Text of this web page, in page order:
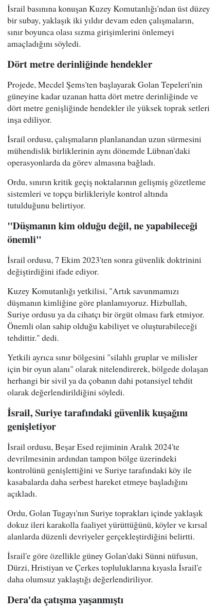
İsrail basınına konuşan Kuzey Komutanlığı'ndan üst düzey
bir subay, yaklaşık iki yıldır devam eden çalışmaların,
sınır boyunca olası sızma girişimlerini önlemeyi
amaçladığını söyledi.
Dört metre derinliğinde hendekler
Projede, Mecdel Şems'ten başlayarak Golan Tepeleri'nin
güneyine kadar uzanan hatta dört metre derinliğinde ve
dört metre genişliğinde hendekler ile yüksek toprak setleri
inşa ediliyor.
İsrail ordusu, çalışmaların planlanandan uzun sürmesini
mühendislik birliklerinin aynı dönemde Lübnan'daki
operasyonlarda da görev almasına bağladı.
Ordu, sınırın kritik geçiş noktalarının gelişmiş gözetleme
sistemleri ve topçu birlikleriyle kontrol altında
tutulduğunu belirtiyor.
"Düşmanın kim olduğu değil, ne yapabileceği
önemli"
İsrail ordusu, 7 Ekim 2023'ten sonra güvenlik doktrinini
değiştirdiğini ifade ediyor.
Kuzey Komutanlığı yetkilisi, "Artık savunmamızı
düşmanın kimliğine göre planlamıyoruz. Hizbullah,
Suriye ordusu ya da cihatçı bir örgüt olması fark etmiyor.
Önemli olan sahip olduğu kabiliyet ve oluşturabileceği
tehdittir." dedi.
Yetkili ayrıca sınır bölgesini "silahlı gruplar ve milisler
için bir oyun alanı" olarak nitelendirerek, bölgede dolaşan
herhangi bir sivil ya da çobanın dahi potansiyel tehdit
olarak değerlendirildiğini söyledi.
İsrail, Suriye tarafındaki güvenlik kuşağını
genişletiyor
İsrail ordusu, Beşar Esed rejiminin Aralık 2024'te
devrilmesinin ardından tampon bölge üzerindeki
kontrolünü genişlettiğini ve Suriye tarafındaki köy ile
kasabalarda daha serbest hareket etmeye başladığını
açıkladı.
Ordu, Golan Tugayı'nın Suriye toprakları içinde yaklaşık
dokuz ileri karakolla faaliyet yürüttüğünü, köyler ve kırsal
alanlarda düzenli devriyeler gerçekleştirdiğini belirtti.
İsrail'e göre özellikle güney Golan'daki Sünni nüfusun,
Dürzi, Hristiyan ve Çerkes topluluklarına kıyasla İsrail'e
daha olumsuz yaklaştığı değerlendiriliyor.
Dera'da çatışma yaşanmıştı